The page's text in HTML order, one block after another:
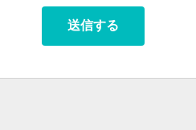
送信する